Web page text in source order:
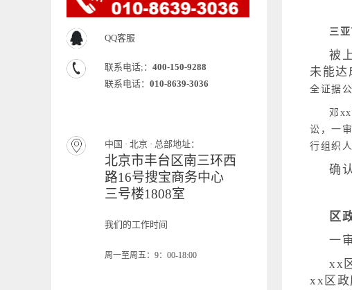
QQ客服
联系电话;： 400-150-9288
联系电话： 010-8639-3036
中国 · 北京 · 总部地址：
北京市丰台区南三环西
路16号搜宝商务中心
三号楼1808室
我们的工作时间
周一至周五：9：00-18:00
三
被
未能达
全证据
邓
讼， 一
行组织
确
区
一
xx
xx区政